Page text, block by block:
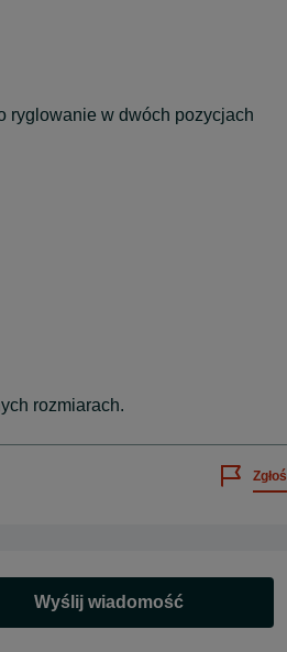
ryglowanie w dwóch pozycjach
rozmiarach.
Zgłoś
Wyślij wiadomość